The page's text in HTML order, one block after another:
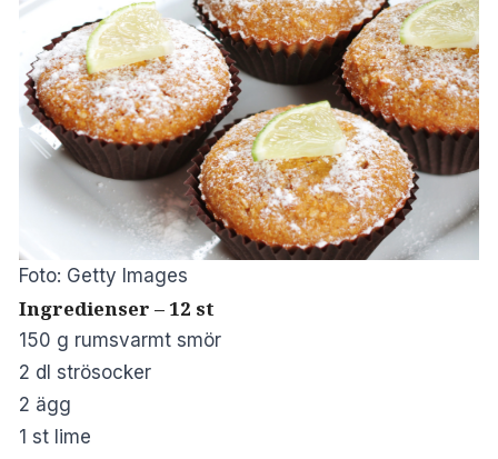
Foto: Getty Images
Ingredienser – 12 st
150 g rumsvarmt smör
2 dl strösocker
2 ägg
1 st lime